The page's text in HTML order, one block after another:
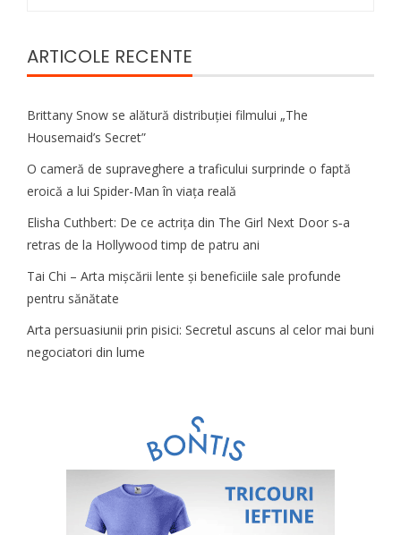
ARTICOLE RECENTE
Brittany Snow se alătură distribuției filmului „The
Housemaid’s Secret”
O cameră de supraveghere a traficului surprinde o faptă
eroică a lui Spider-Man în viața reală
Elisha Cuthbert: De ce actrița din The Girl Next Door s‑a
retras de la Hollywood timp de patru ani
Tai Chi – Arta mișcării lente și beneficiile sale profunde
pentru sănătate
Arta persuasiunii prin pisici: Secretul ascuns al celor mai buni
negociatori din lume